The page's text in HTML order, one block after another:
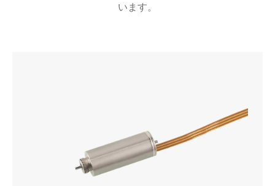
います。